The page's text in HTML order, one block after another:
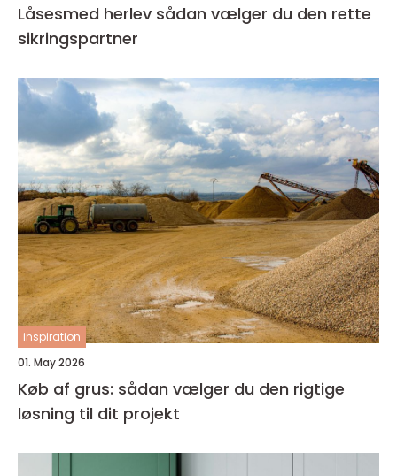
Låsesmed herlev sådan vælger du den rette
sikringspartner
inspiration
01. May 2026
Køb af grus: sådan vælger du den rigtige
løsning til dit projekt